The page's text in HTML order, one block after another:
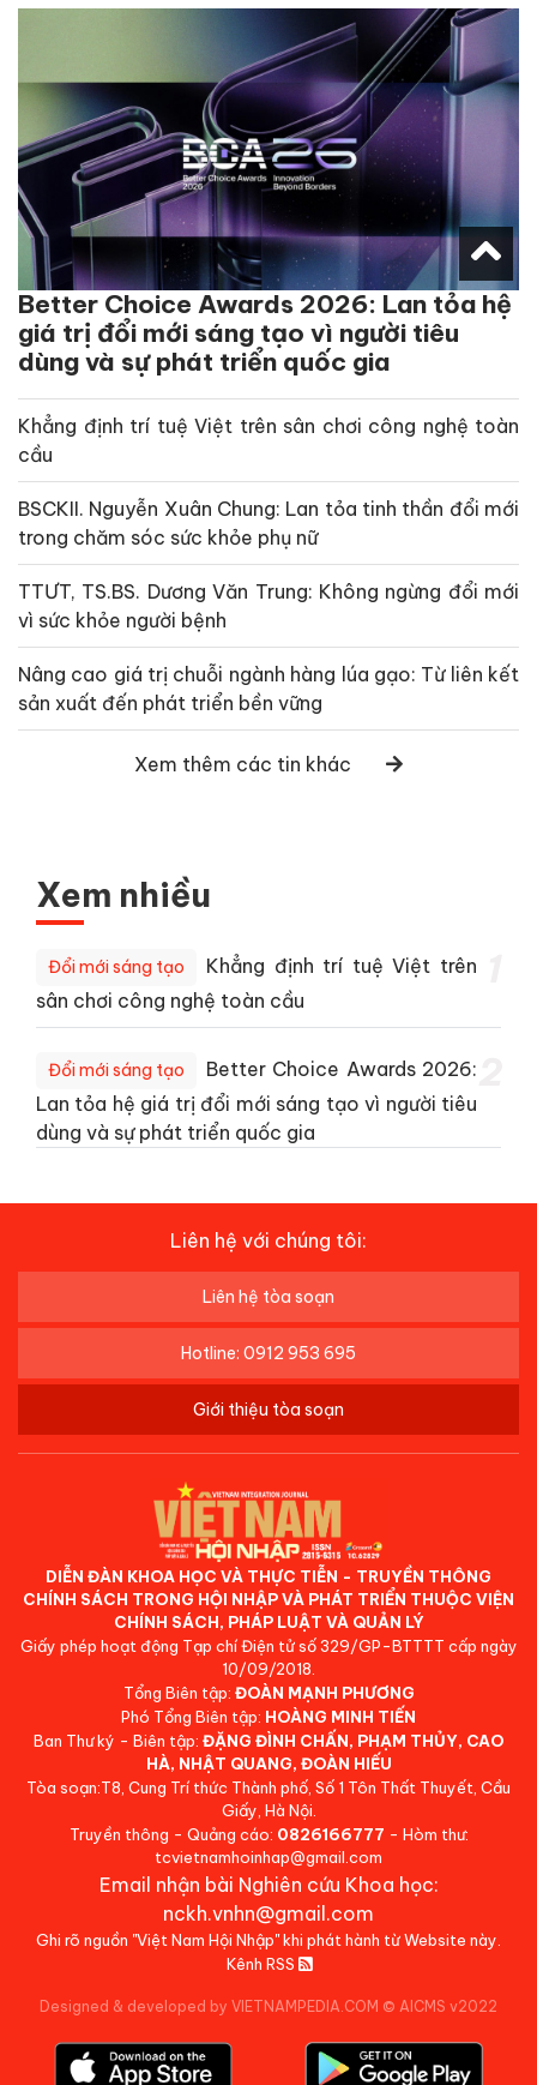
Better Choice Awards 2026: Lan tỏa hệ
giá trị đổi mới sáng tạo vì người tiêu
dùng và sự phát triển quốc gia
Khẳng định trí tuệ Việt trên sân chơi công nghệ toàn
cầu
BSCKII. Nguyễn Xuân Chung: Lan tỏa tinh thần đổi mới
trong chăm sóc sức khỏe phụ nữ
TTƯT, TS.BS. Dương Văn Trung: Không ngừng đổi mới
vì sức khỏe người bệnh
Nâng cao giá trị chuỗi ngành hàng lúa gạo: Từ liên kết
sản xuất đến phát triển bền vững
Xem thêm các tin khác
Xem nhiều
Đổi mới sáng tạo
Khẳng định trí tuệ Việt trên
sân chơi công nghệ toàn cầu
Đổi mới sáng tạo
Better Choice Awards 2026:
Lan tỏa hệ giá trị đổi mới sáng tạo vì người tiêu
dùng và sự phát triển quốc gia
Liên hệ với chúng tôi:
Liên hệ tòa soạn
Hotline: 0912 953 695
Giới thiệu tòa soạn
DIỄN ĐÀN KHOA HỌC VÀ THỰC TIỄN - TRUYỀN THÔNG
CHÍNH SÁCH TRONG HỘI NHẬP VÀ PHÁT TRIỂN THUỘC VIỆN
CHÍNH SÁCH, PHÁP LUẬT VÀ QUẢN LÝ
Giấy phép hoạt động Tạp chí Điện tử số 329/GP-BTTTT cấp ngày
10/09/2018.
Tổng Biên tập: ĐOÀN MẠNH PHƯƠNG
Phó Tổng Biên tập: HOÀNG MINH TIẾN
Ban Thư ký - Biên tập: ĐẶNG ĐÌNH CHẤN, PHẠM THỦY, CAO
HÀ, NHẬT QUANG, ĐOÀN HIẾU
Tòa soạn:T8, Cung Trí thức Thành phố, Số 1 Tôn Thất Thuyết, Cầu
Giấy, Hà Nội.
Truyền thông - Quảng cáo: 0826166777 - Hòm thư:
tcvietnamhoinhap@gmail.com
Email nhận bài Nghiên cứu Khoa học:
nckh.vnhn@gmail.com
Ghi rõ nguồn "Việt Nam Hội Nhập" khi phát hành từ Website này.
Kênh RSS
Designed & developed by VIETNAMPEDIA.COM © AICMS v2022